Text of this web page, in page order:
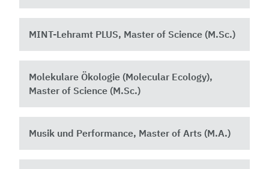
MINT-Lehramt PLUS, Master of Science (M.Sc.)
Molekulare Ökologie (Molecular Ecology),
Master of Science (M.Sc.)
Musik und Performance, Master of Arts (M.A.)